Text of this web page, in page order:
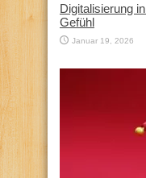
Digitalisierung
Gefühl
Januar 19, 2026